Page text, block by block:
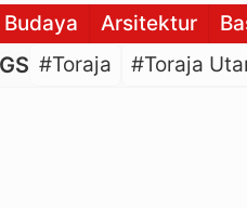
Arsitektur
#Toraja #Toraja